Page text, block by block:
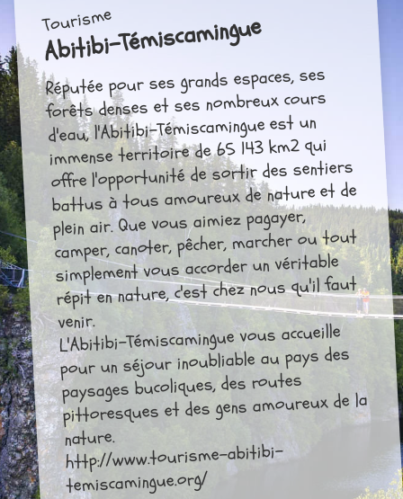
Tourisme
Abitibi-Témiscamingue
Réputée pour ses grands espaces, ses
forêts denses et ses nombreux cours
d'eau, l'Abitibi-Témiscamingue est un
immense territoire de 65 143 km2 qui
offre l'opportunité de sortir des sentiers
battus à tous amoureux de nature et de
plein air. Que vous aimiez pagayer,
camper, canoter, pêcher, marcher ou tout
simplement vous accorder un véritable
répit en nature, c'est chez nous qu'il faut
venir.
L'Abitibi-Témiscamingue vous accueille
pour un séjour inoubliable au pays des
paysages bucoliques, des routes
pittoresques et des gens amoureux de la
nature.
http://www.tourisme-abitibi-
temiscamingue.org/